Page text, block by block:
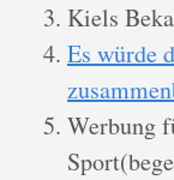
Kiels
Es würde
Werbung